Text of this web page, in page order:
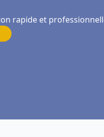
rapide et